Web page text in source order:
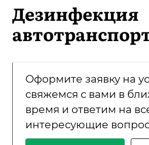
Дезинфекция
Оформите заявку на
свяжемся с вами в
время и ответим на
интересующие